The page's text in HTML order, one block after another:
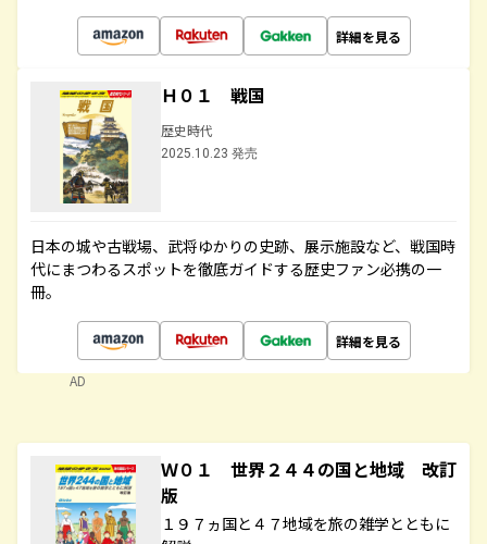
詳細を見る
Ｈ０１ 戦国
歴史時代
2025.10.23 発売
日本の城や古戦場、武将ゆかりの史跡、展示施設など、戦国時
代にまつわるスポットを徹底ガイドする歴史ファン必携の一
冊。
詳細を見る
AD
Ｗ０１ 世界２４４の国と地域 改訂
版
１９７ヵ国と４７地域を旅の雑学とともに